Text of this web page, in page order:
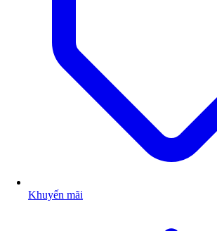
Khuyến mãi